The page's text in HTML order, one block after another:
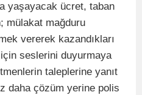
yaşayacak ücret, taban
mülakat mağduru
vererek kazandıkları
seslerini duyurmaya
taleplerine yanıt
daha çözüm yerine polis